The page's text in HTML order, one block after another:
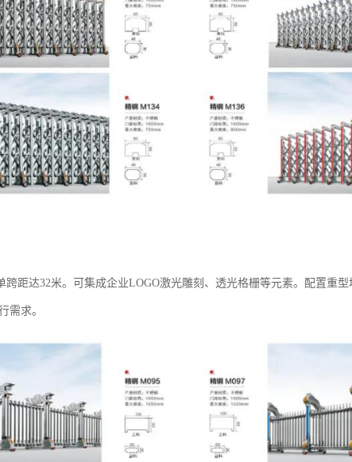
距达32米。可集成企业LOGO激光雕刻、透光格栅等元素。配置重型
需求。